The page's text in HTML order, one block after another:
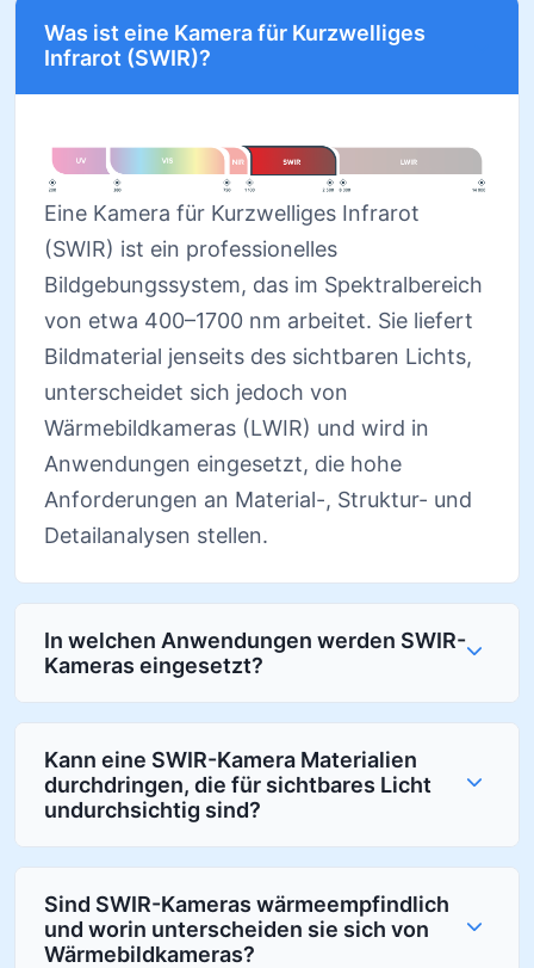
Was ist eine Kamera für Kurzwelliges
Infrarot (SWIR)?
Eine Kamera für Kurzwelliges Infrarot
(SWIR) ist ein professionelles
Bildgebungssystem, das im Spektralbereich
von etwa 400–1700 nm arbeitet. Sie liefert
Bildmaterial jenseits des sichtbaren Lichts,
unterscheidet sich jedoch von
Wärmebildkameras (LWIR) und wird in
Anwendungen eingesetzt, die hohe
Anforderungen an Material-, Struktur- und
Detailanalysen stellen.
In welchen Anwendungen werden SWIR-
Kameras eingesetzt?
Kann eine SWIR-Kamera Materialien
durchdringen, die für sichtbares Licht
undurchsichtig sind?
Sind SWIR-Kameras wärmeempfindlich
und worin unterscheiden sie sich von
Wärmebildkameras?